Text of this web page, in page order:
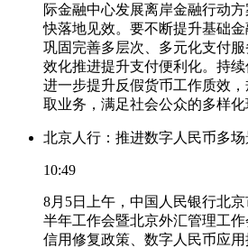
际金融中心发展离岸金融行动
快落地见效。要不断提升基础
巩固完善多层次、多元化支付
效化推进提升支付便利化。持续
进一步提升反假货币工作质效
取业务，满足社会公众的多样化
北京人行：推进数字人民币多
10:49
8月5日上午，中国人民银行北
半年工作会暨北京外汇管理工
信用修复政策、数字人民币应